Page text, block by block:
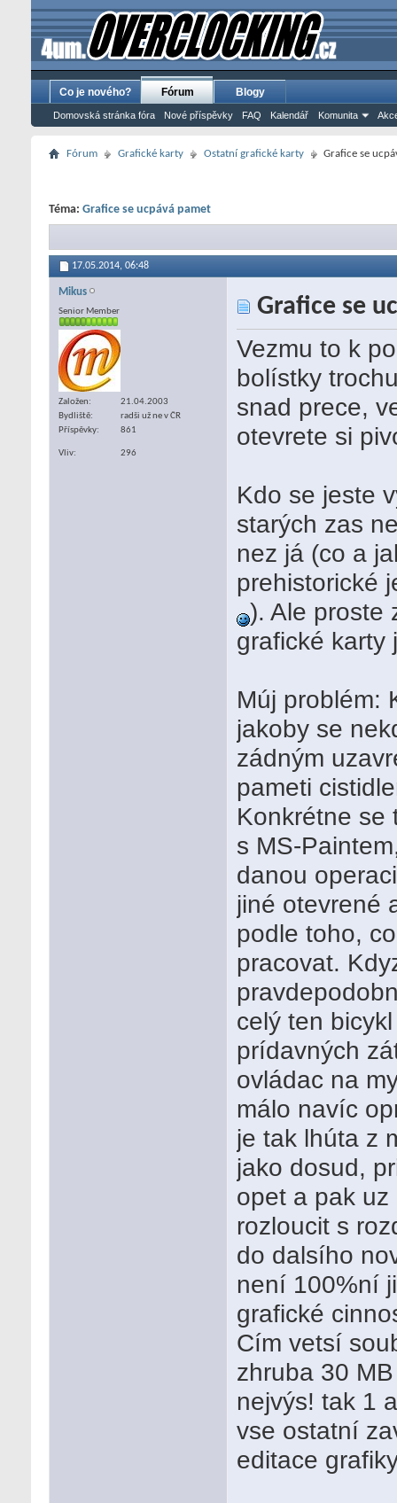
Co je nového? Fórum
Domovská stránka fóra Nové příspěvky FAQ Kalendář Komunita
Blogy
Fórum Grafické karty Ostatní grafické karty Grafice se
Téma: Grafice se ucpává pamet
17.05.2014, 06:48
Mikus
Senior Member
Založen
21.04.2003
Bydliště
radši už ne v ČR
Příspěvky
861
Vliv 296
Grafice se
Vezmu to k
bolístky
snad prece,
otevrete si
Kdo se jeste
starých zas
nez já (co a
prehistorické
). Ale proste
grafické karty
Múj problém:
jakoby se
zádným
pameti
Konkrétne se
s MS-
danou
jiné otevrené
podle toho,
pracovat.
celý ten
prídavných
ovládac na
málo navíc
je tak lhúta z
jako dosud,
opet a pak
rozloucit s
do dalsího
není 100%ní
grafické
Cím vetsí
zhruba 30
nejvýs! tak 1
vse ostatní
editace